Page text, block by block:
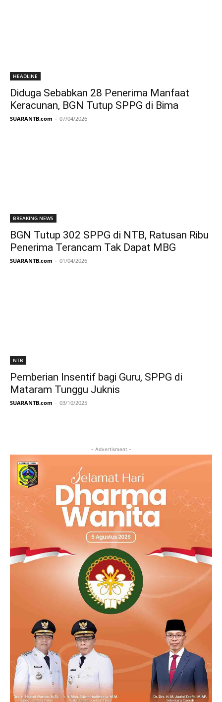
HEADLINE
Diduga Sebabkan 28 Penerima Manfaat
Keracunan, BGN Tutup SPPG di Bima
SUARANTB.com - 07/04/2026
BREAKING NEWS
BGN Tutup 302 SPPG di NTB, Ratusan Ribu
Penerima Terancam Tak Dapat MBG
SUARANTB.com - 01/04/2026
NTB
Pemberian Insentif bagi Guru, SPPG di
Mataram Tunggu Juknis
SUARANTB.com - 03/10/2025
- Advertisment -